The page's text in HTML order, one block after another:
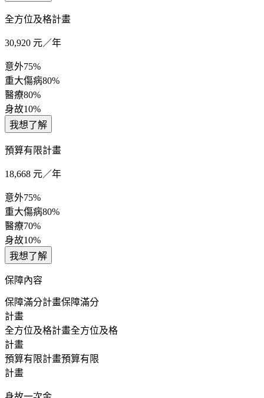
全方位及格計畫
30,920 元／年
意外75%
重大傷病80%
醫療80%
身故10%
我想了解
預算有限計畫
18,668 元／年
意外75%
重大傷病80%
醫療70%
身故10%
我想了解
保障內容
保障滿分計畫保障滿分
計畫
全方位及格計畫全方位及格
計畫
預算有限計畫預算有限
計畫